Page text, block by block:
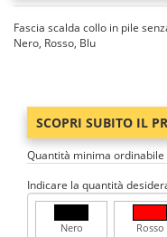
Fascia scalda collo in pile
Nero, Rosso, Blu
SCOPRI SUBITO IL
Quantità minima ordinabile
Indicare la quantità
Nero Rosso